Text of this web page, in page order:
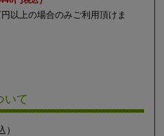
以上の場合のみご利用頂けま
いて
）